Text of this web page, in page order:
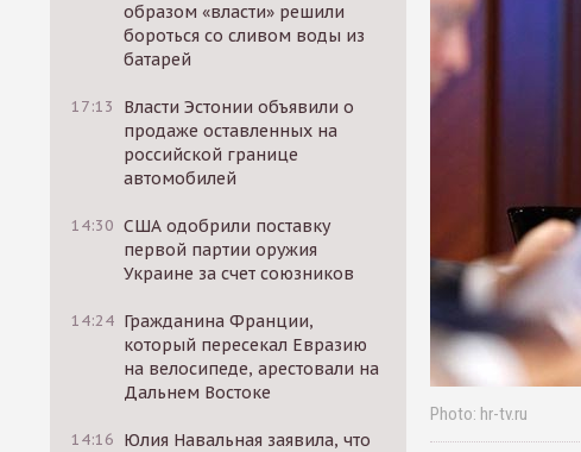
образом «власти» решили
бороться со сливом воды из
батарей
17:13
Власти Эстонии объявили о
продаже оставленных на
российской границе
автомобилей
14:30 США одобрили поставку
первой партии оружия
Украине за счет союзников
14:24 Гражданина Франции,
который пересекал Евразию
на велосипеде, арестовали на
Дальнем Востоке
14:16 Юлия Навальная заявила, что
Photo: hr-tv.ru